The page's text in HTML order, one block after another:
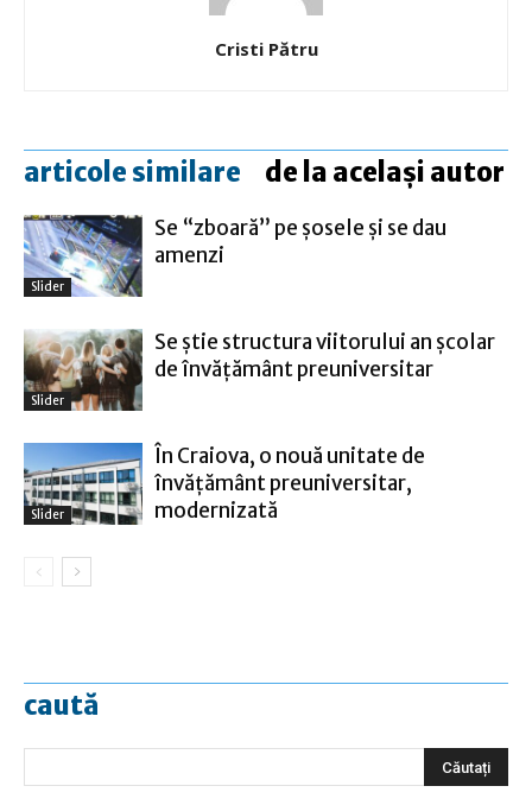
Cristi Pătru
articole similare de la același autor
Slider
Se “zboară” pe șosele și se dau
amenzi
Slider
Se știe structura viitorului an școlar
de învățământ preuniversitar
Slider
În Craiova, o nouă unitate de
învățământ preuniversitar,
modernizată
caută